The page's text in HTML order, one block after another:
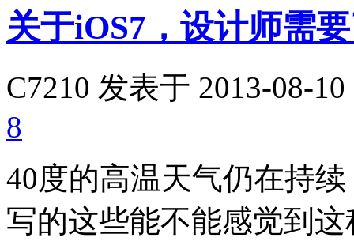
关于iOS7，设计师需
C7210 发表于 2013-08-10
8
40度的高温天气仍在持
写的这些能不能感觉到